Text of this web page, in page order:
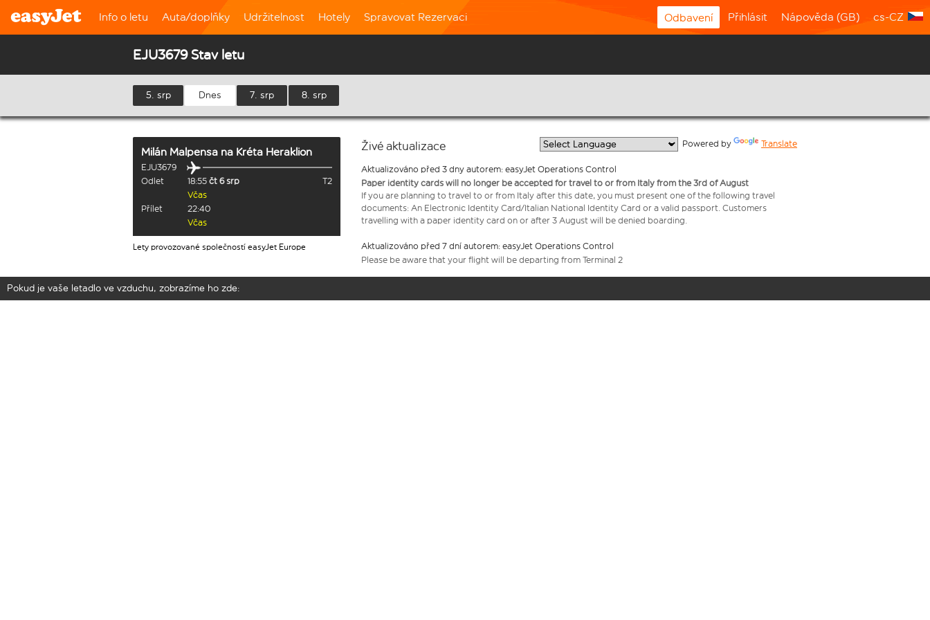
Info o letu Auta/doplňky Udržitelnost Hotely Spravovat Rezervaci Odbavení Přihlásit Nápověda (GB) cs-CZ
EJU3679 Stav letu
5. srp Dnes 7. srp 8. srp
Milán Malpensa na Kréta Heraklion
EJU3679
Odlet
18:55 čt 6 srp
T2
Včas
Přílet
22:40
Včas
Lety provozované společností easyJet Europe
Živé aktualizace Powered by Translate
Aktualizováno před 3 dny autorem: easyJet Operations Control
Paper identity cards will no longer be accepted for travel to or from Italy from the 3rd of August
If you are planning to travel to or from Italy after this date, you must present one of the following travel
documents: An Electronic Identity Card/Italian National Identity Card or a valid passport. Customers
travelling with a paper identity card on or after 3 August will be denied boarding.
Aktualizováno před 7 dní autorem: easyJet Operations Control
Please be aware that your flight will be departing from Terminal 2
Pokud je vaše letadlo ve vzduchu, zobrazíme ho zde: